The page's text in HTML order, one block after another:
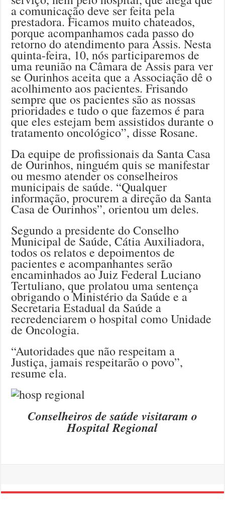
a comunicação deve ser feita pela
prestadora. Ficamos muito chateados,
porque acompanhamos cada passo do
retorno do atendimento para Assis. Nesta
quinta-feira, 10, nós participaremos de
uma reunião na Câmara de Assis para ver
se Ourinhos aceita que a Associação dê o
acolhimento aos pacientes. Frisando
sempre que os pacientes são as nossas
prioridades e tudo o que fazemos é para
que eles estejam bem assistidos durante o
tratamento oncológico”, disse Rosane.
Da equipe de profissionais da Santa Casa
de Ourinhos, ninguém quis se manifestar
ou mesmo atender os conselheiros
municipais de saúde. “Qualquer
informação, procurem a direção da Santa
Casa de Ourinhos”, orientou um deles.
Segundo a presidente do Conselho
Municipal de Saúde, Cátia Auxiliadora,
todos os relatos e depoimentos de
pacientes e acompanhantes serão
encaminhados ao Juiz Federal Luciano
Tertuliano, que prolatou uma sentença
obrigando o Ministério da Saúde e a
Secretaria Estadual da Saúde a
recredenciarem o hospital como Unidade
de Oncologia.
“Autoridades que não respeitam a
Justiça, jamais respeitarão o povo”,
resume ela.
Conselheiros de saúde visitaram o
Hospital Regional